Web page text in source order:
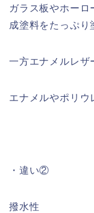
ガラス板やホーロ
成塗料をたっぷり
一方エナメルレザ
エナメルやポリウ
・ 違い②
撥水性